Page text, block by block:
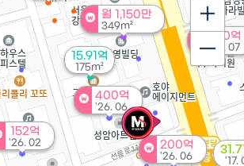
월 1,150만
349m²
260억
'26. 07
200억
'26. 06
400억
'26. 06
152억
'26. 02
15.91억
175m²
'17.